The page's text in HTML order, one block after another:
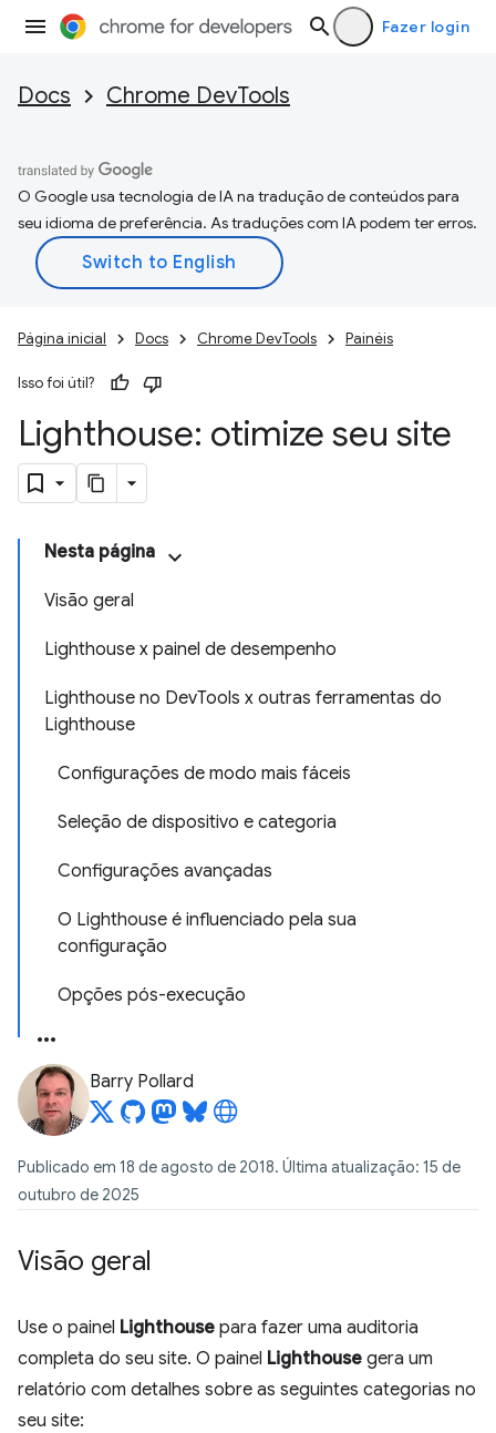
Fazer login
Docs Chrome DevTools
O Google usa tecnologia de IA na tradução de conteúdos para
seu idioma de preferência. As traduções com IA podem ter erros.
Página inicial Docs Chrome DevTools Painéis
Isso foi útil?
Lighthouse: otimize seu site
Nesta página
Visão geral
Lighthouse x painel de desempenho
Lighthouse no DevTools x outras ferramentas do
Lighthouse
Configurações de modo mais fáceis
Seleção de dispositivo e categoria
Configurações avançadas
O Lighthouse é influenciado pela sua
configuração
Opções pós-execução
Barry Pollard
Publicado em 18 de agosto de 2018. Última atualização: 15 de
outubro de 2025
Visão geral
Use o painel Lighthouse para fazer uma auditoria
completa do seu site. O painel Lighthouse gera um
relatório com detalhes sobre as seguintes categorias no
seu site: